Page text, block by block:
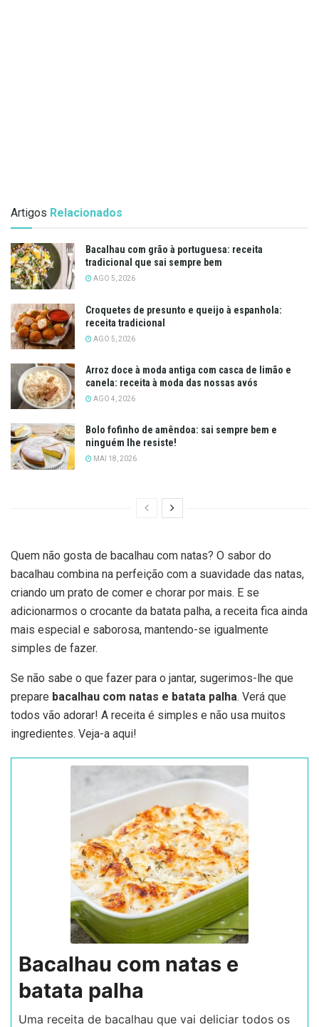
Artigos Relacionados
Bacalhau com grão à portuguesa: receita
tradicional que sai sempre bem
AGO 5, 2026
Croquetes de presunto e queijo à espanhola:
receita tradicional
AGO 5, 2026
Arroz doce à moda antiga com casca de limão e
canela: receita à moda das nossas avós
AGO 4, 2026
Bolo fofinho de amêndoa: sai sempre bem e
ninguém lhe resiste!
MAI 18, 2026
Quem não gosta de bacalhau com natas? O sabor do
bacalhau combina na perfeição com a suavidade das natas,
criando um prato de comer e chorar por mais. E se
adicionarmos o crocante da batata palha, a receita fica ainda
mais especial e saborosa, mantendo-se igualmente
simples de fazer.
Se não sabe o que fazer para o jantar, sugerimos-lhe que
prepare bacalhau com natas e batata palha. Verá que
todos vão adorar! A receita é simples e não usa muitos
ingredientes. Veja-a aqui!
Bacalhau com natas e
batata palha
Uma receita de bacalhau que vai deliciar todos os